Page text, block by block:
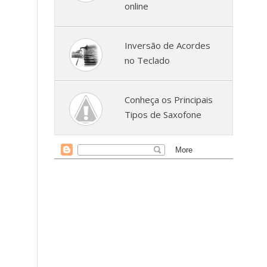
online
Inversão de Acordes
no Teclado
Conheça os Principais
Tipos de Saxofone